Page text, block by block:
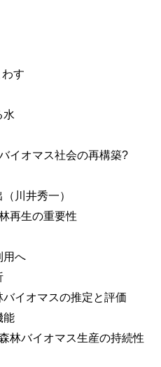
す
水
オマス社会の再構築?
川井秀一）
再生の重要性
へ
イオマスの推定と評価
能
バイオマス生産の持続性